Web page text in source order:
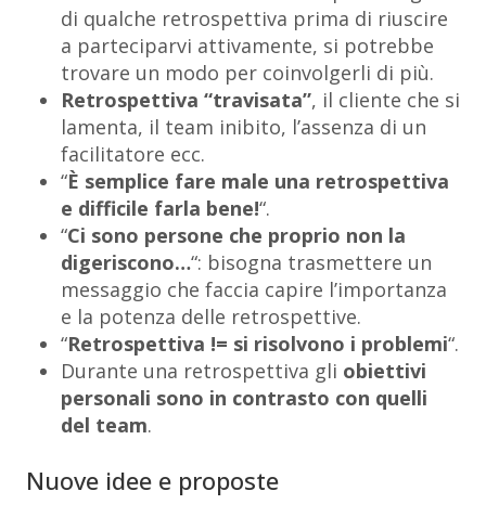
di qualche retrospettiva prima di riuscire
a parteciparvi attivamente, si potrebbe
trovare un modo per coinvolgerli di più.
Retrospettiva “travisata”, il cliente che si
lamenta, il team inibito, l’assenza di un
facilitatore ecc.
“È semplice fare male una retrospettiva
e difficile farla bene!“.
“Ci sono persone che proprio non la
digeriscono…“: bisogna trasmettere un
messaggio che faccia capire l’importanza
e la potenza delle retrospettive.
“Retrospettiva != si risolvono i problemi“.
Durante una retrospettiva gli obiettivi
personali sono in contrasto con quelli
del team.
Nuove idee e proposte